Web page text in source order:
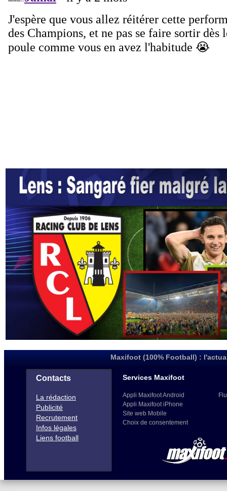
Maxifoot (100% Football) :
Contacts
La rédaction
Publicité
Recrutement
Infos légales
Liens football
Services Maxifoot
Appli Maxifoot Android
Appli Maxifoot iPhone
Site web Mobile
Choix de consentement